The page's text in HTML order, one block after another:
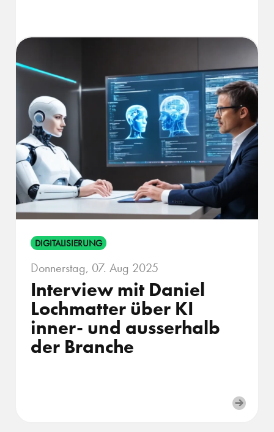
DIGITALISIERUNG
Donnerstag, 07. Aug 2025
Interview mit Daniel
Lochmatter über KI
inner- und ausserhalb
der Branche